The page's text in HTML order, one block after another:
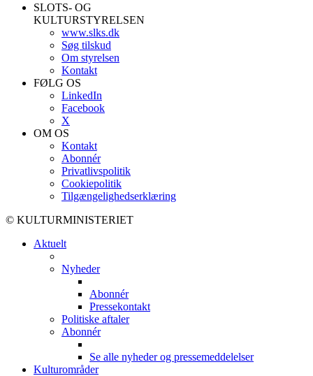
SLOTS- OG
KULTURSTYRELSEN
www.slks.dk
Søg tilskud
Om styrelsen
Kontakt
FØLG OS
LinkedIn
Facebook
X
OM OS
Kontakt
Abonnér
Privatlivspolitik
Cookiepolitik
Tilgængelighedserklæring
© KULTURMINISTERIET
Aktuelt
Nyheder
Abonnér
Pressekontakt
Politiske aftaler
Abonnér
Se alle nyheder og pressemeddelelser
Kulturområder